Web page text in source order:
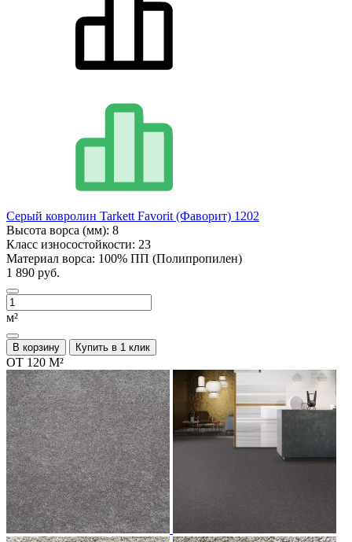
Серый ковролин Tarkett Favorit (Фаворит) 1202
Высота ворса (мм): 8
Класс износостойкости: 23
Материал ворса: 100% ПП (Полипропилен)
1 890 руб.
м²
В корзину Купить в 1 клик
ОТ 120 М²